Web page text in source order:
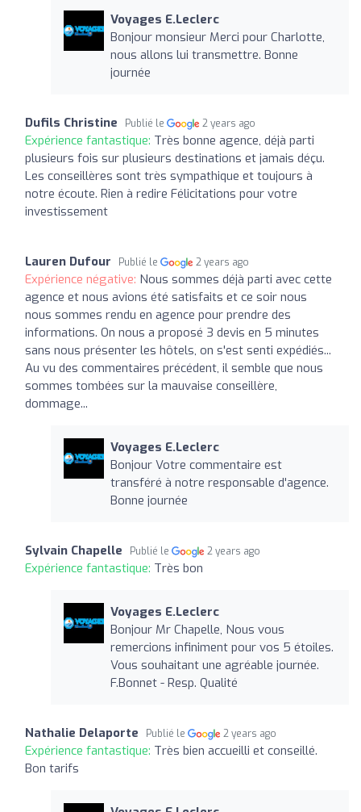
Voyages E.Leclerc
Bonjour monsieur Merci pour Charlotte,
nous allons lui transmettre. Bonne
journée
Dufils Christine Publié le 2 years ago
Expérience fantastique: Très bonne agence, déjà parti
plusieurs fois sur plusieurs destinations et jamais déçu.
Les conseillères sont très sympathique et toujours à
notre écoute. Rien à redire Félicitations pour votre
investissement
Lauren Dufour Publié le 2 years ago
Expérience négative: Nous sommes déjà parti avec cette
agence et nous avions été satisfaits et ce soir nous
nous sommes rendu en agence pour prendre des
informations. On nous a proposé 3 devis en 5 minutes
sans nous présenter les hôtels, on s'est senti expédiés...
Au vu des commentaires précédent, il semble que nous
sommes tombées sur la mauvaise conseillère,
dommage...
Voyages E.Leclerc
Bonjour Votre commentaire est
transféré à notre responsable d'agence.
Bonne journée
Sylvain Chapelle Publié le 2 years ago
Expérience fantastique: Très bon
Voyages E.Leclerc
Bonjour Mr Chapelle, Nous vous
remercions infiniment pour vos 5 étoiles.
Vous souhaitant une agréable journée.
F.Bonnet - Resp. Qualité
Nathalie Delaporte Publié le 2 years ago
Expérience fantastique: Très bien accueilli et conseillé.
Bon tarifs